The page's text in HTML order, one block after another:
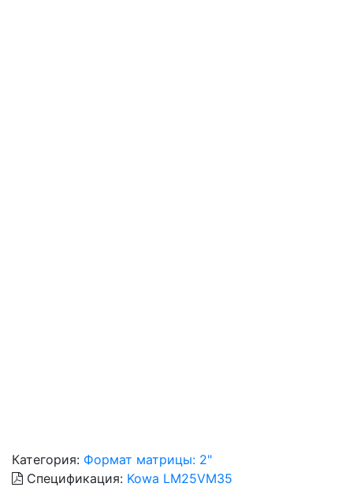
Категория: Формат матрицы: 2"
Спецификация: Kowa LM25VM35